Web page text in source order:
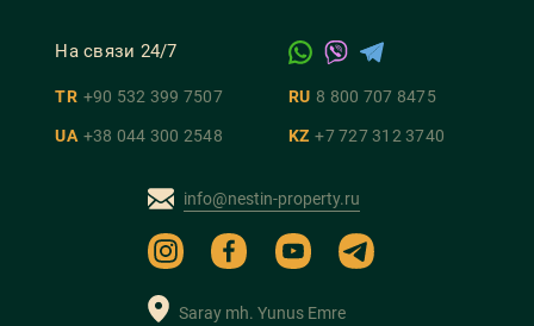
На связи 24/7
TR +90 532 399 7507 RU 8 800 707 8475
UA +38 044 300 2548 KZ +7 727 312 3740
info@nestin-property.ru
Saray mh. Yunus Emre